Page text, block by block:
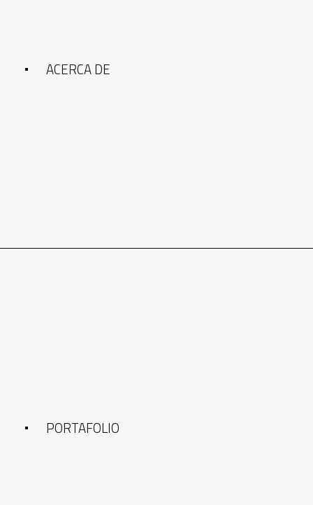
ACERCA DE
PORTAFOLIO